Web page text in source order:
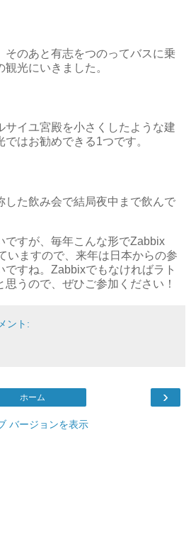
そのあと有志をつのってバスに乗
光にいきました。
サイユ宮殿を小さくしたような建
はお勧めできる1つです。
した飲み会で結局夜中まで飲んで
ですが、毎年こんな形でZabbix
いますので、来年は日本からの参
ですね。Zabbixでもなければラト
思うので、ぜひご参加ください！
ント:
›
ホーム
バージョンを表示